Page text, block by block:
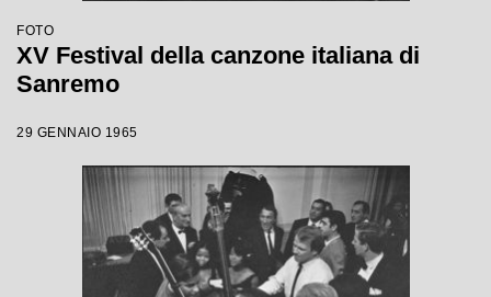
FOTO
XV Festival della canzone italiana di
Sanremo
29 GENNAIO 1965